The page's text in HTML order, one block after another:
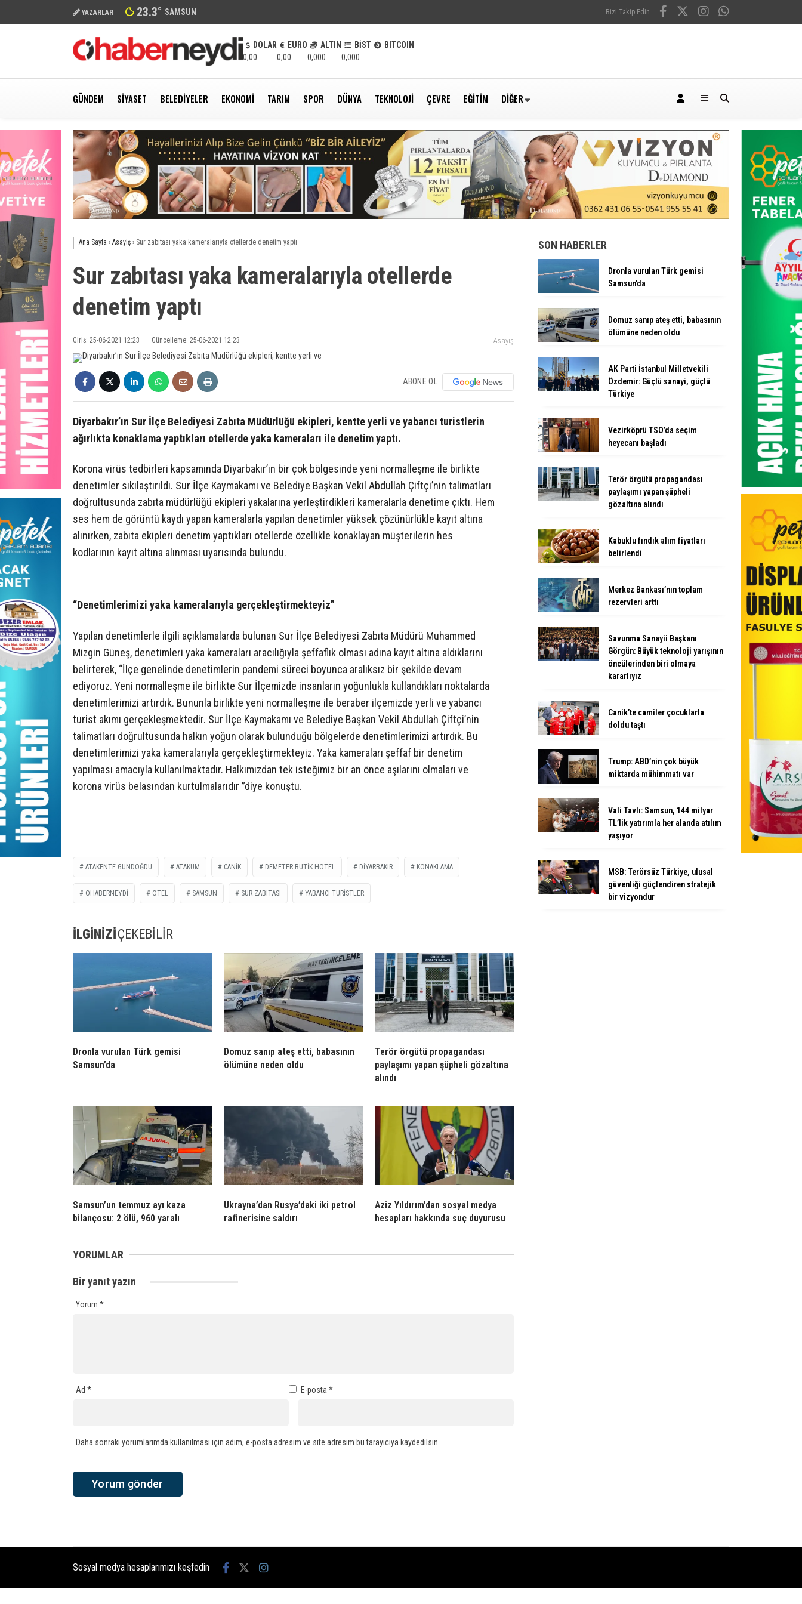
YAZARLAR 23.3° SAMSUN Bizi Takip Edin
DOLAR
0,00
EURO
0,00
ALTIN
0,000
BİST
0,000
BITCOIN
GÜNDEM SIYASET BELEDIYELER EKONOMI TARIM SPOR DÜNYA TEKNOLOJI ÇEVRE EĞITIM DIĞER
Ana Sayfa › Asayiş › Sur zabıtası yaka kameralarıyla otellerde denetim yaptı
Sur zabıtası yaka kameralarıyla otellerde
denetim yaptı
Giriş: 25-06-2021 12:23 Güncelleme: 25-06-2021 12:23 Asayiş
ABONE OL
Diyarbakır’ın Sur İlçe Belediyesi Zabıta Müdürlüğü ekipleri, kentte yerli ve yabancı turistlerin
ağırlıkta konaklama yaptıkları otellerde yaka kameraları ile denetim yaptı.
Korona virüs tedbirleri kapsamında Diyarbakır’ın bir çok bölgesinde yeni normalleşme ile birlikte
denetimler sıkılaştırıldı. Sur İlçe Kaymakamı ve Belediye Başkan Vekil Abdullah Çiftçi’nin talimatları
doğrultusunda zabıta müdürlüğü ekipleri yakalarına yerleştirdikleri kameralarla denetime çıktı. Hem
ses hem de görüntü kaydı yapan kameralarla yapılan denetimler yüksek çözünürlükle kayıt altına
alınırken, zabıta ekipleri denetim yaptıkları otellerde özellikle konaklayan müşterilerin hes
kodlarının kayıt altına alınması uyarısında bulundu.
“Denetimlerimizi yaka kameralarıyla gerçekleştirmekteyiz”
Yapılan denetimlerle ilgili açıklamalarda bulunan Sur İlçe Belediyesi Zabıta Müdürü Muhammed
Mizgin Güneş, denetimleri yaka kameraları aracılığıyla şeffaflık olması adına kayıt altına aldıklarını
belirterek, “İlçe genelinde denetimlerin pandemi süreci boyunca aralıksız bir şekilde devam
ediyoruz. Yeni normalleşme ile birlikte Sur İlçemizde insanların yoğunlukla kullandıkları noktalarda
denetimlerimizi artırdık. Bununla birlikte yeni normalleşme ile beraber ilçemizde yerli ve yabancı
turist akımı gerçekleşmektedir. Sur İlçe Kaymakamı ve Belediye Başkan Vekil Abdullah Çiftçi’nin
talimatları doğrultusunda halkın yoğun olarak bulunduğu bölgelerde denetimlerimizi artırdık. Bu
denetimlerimizi yaka kameralarıyla gerçekleştirmekteyiz. Yaka kameraları şeffaf bir denetim
yapılması amacıyla kullanılmaktadır. Halkımızdan tek isteğimiz bir an önce aşılarını olmaları ve
korona virüs belasından kurtulmalarıdır ”diye konuştu.
ATAKENTE GÜNDOĞDU ATAKUM CANİK DEMETER BUTIK HOTEL DİYARBAKIR KONAKLAMA
OHABERNEYDİ OTEL SAMSUN SUR ZABITASI YABANCI TURİSTLER
İLGİNİZİÇEKEBİLİR
Dronla vurulan Türk gemisi
Samsun’da
Domuz sanıp ateş etti, babasının
ölümüne neden oldu
Terör örgütü propagandası
paylaşımı yapan şüpheli gözaltına
alındı
Samsun’un temmuz ayı kaza
bilançosu: 2 ölü, 960 yaralı
Ukrayna’dan Rusya’daki iki petrol
rafinerisine saldırı
Aziz Yıldırım’dan sosyal medya
hesapları hakkında suç duyurusu
YORUMLAR
Bir yanıt yazın
Yorum *
Ad * E-posta *
Daha sonraki yorumlarımda kullanılması için adım, e-posta adresim ve site adresim bu tarayıcıya kaydedilsin.
SON HABERLER
Dronla vurulan Türk gemisi
Samsun’da
Domuz sanıp ateş etti, babasının
ölümüne neden oldu
AK Parti İstanbul Milletvekili
Özdemir: Güçlü sanayi, güçlü
Türkiye
Vezirköprü TSO’da seçim
heyecanı başladı
Terör örgütü propagandası
paylaşımı yapan şüpheli
gözaltına alındı
Kabuklu fındık alım fiyatları
belirlendi
Merkez Bankası’nın toplam
rezervleri arttı
Savunma Sanayii Başkanı
Görgün: Büyük teknoloji yarışının
öncülerinden biri olmaya
kararlıyız
Canik’te camiler çocuklarla
doldu taştı
Trump: ABD’nin çok büyük
miktarda mühimmatı var
Vali Tavlı: Samsun, 144 milyar
TL’lik yatırımla her alanda atılım
yaşıyor
MSB: Terörsüz Türkiye, ulusal
güvenliği güçlendiren stratejik
bir vizyondur
Sosyal medya hesaplarımızı keşfedin